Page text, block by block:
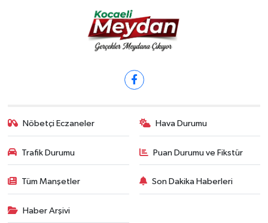
Nöbetçi Eczaneler Hava Durumu
Trafik Durumu Puan Durumu ve Fikstür
Tüm Manşetler Son Dakika Haberleri
Haber Arşivi